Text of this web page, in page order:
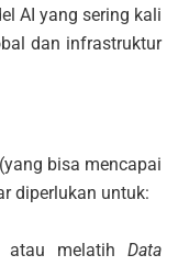
AI yang sering kali
dan infrastruktur
bisa mencapai
diperlukan untuk:
atau melatihData